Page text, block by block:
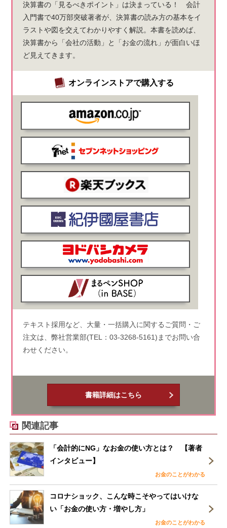
決算書の「見るべきポイント」は決まっている！ 会計
入門書で40万部突破著者が、決算書の読み方の基本をイ
ラストや図を交えてわかりやすく解説。本書を読めば、
決算書から「会社の活動」と「お金の流れ」が面白いほ
ど見えてきます。
オンラインストアで購入する
テキスト採用など、大量・一括購入に関するご質問・ご
注文は、弊社営業部(TEL：03-3268-5161)までお問い合
わせください。
書籍詳細はこちら
関連記事
「会計的にNG」なお金の使い方とは？ 【著者
インタビュー】
お金のことがわかる
コロナショック、こんな時こそやってはいけな
い「お金の使い方・増やし方」
お金のことがわかる